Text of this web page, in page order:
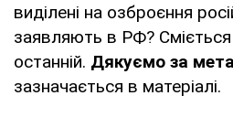
виділені на озброєння
заявляють в РФ? Сміється
останній. Дякуємо за
зазначається в матеріалі.